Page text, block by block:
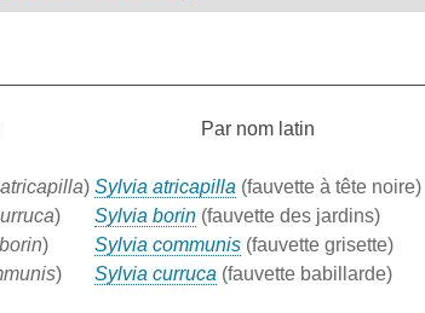
Par nom latin
)
)
)
)
Sylvia atricapilla (fauvette à tête noire)
Sylvia borin (fauvette des jardins)
Sylvia communis (fauvette grisette)
Sylvia curruca (fauvette babillarde)